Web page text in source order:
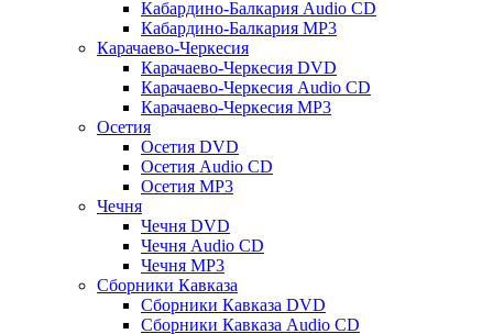
Кабардино-Балкария Audio CD
Кабардино-Балкария MP3
Карачаево-Черкесия
Карачаево-Черкесия DVD
Карачаево-Черкесия Audio CD
Карачаево-Черкесия MP3
Осетия
Осетия DVD
Осетия Audio CD
Осетия MP3
Чечня
Чечня DVD
Чечня Audio CD
Чечня MP3
Сборники Кавказа
Сборники Кавказа DVD
Сборники Кавказа Audio CD